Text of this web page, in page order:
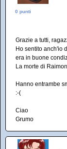
0 punti
Grazie a tutti,
Ho sentito anch'io
era in buone
La morte di
Hanno entrambe
:-(
Ciao
Grumo